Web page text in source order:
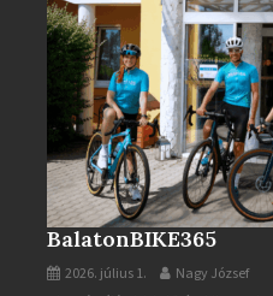
BalatonBIKE365
2026. július 1. Nagy József